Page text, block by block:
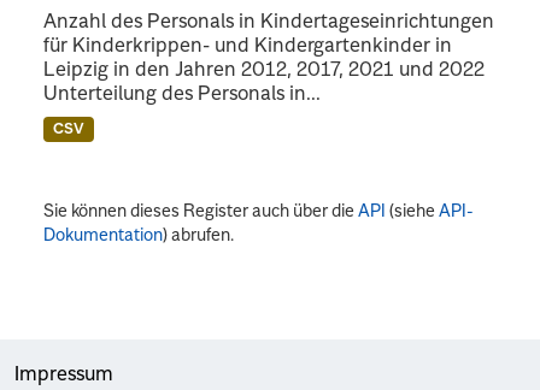
Anzahl des Personals in Kindertageseinrichtungen
für Kinderkrippen- und Kindergartenkinder in
Leipzig in den Jahren 2012, 2017, 2021 und 2022
Unterteilung des Personals in...
CSV
Sie können dieses Register auch über dieAPI (sieheAPI-
Dokumentation) abrufen.
Impressum